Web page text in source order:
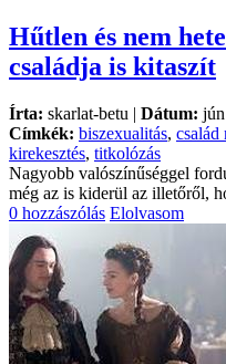
Hűtlen és nem
családja is kitaszít
Írta: skarlat-betu | Dátum:
Címkék: biszexualitás, család
kirekesztés, titkolózás
Nagyobb valószínűséggel
még az is kiderül az illetőről,
0 hozzászólás Elolvasom